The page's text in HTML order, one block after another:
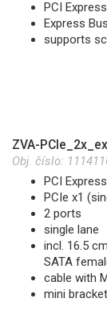
PCI
Express
supports
ZVA-
Obj. číslo:
PCI
PCIe x1
2 ports
single lane
incl. 16.5
SATA
cable with
mini bracket